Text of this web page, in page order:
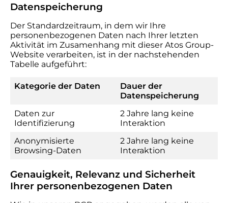
Datenspeicherung
Der Standardzeitraum, in dem wir Ihre
personenbezogenen Daten nach Ihrer letzten
Aktivität im Zusamenhang mit dieser Atos Group-
Website verarbeiten, ist in der nachstehenden
Tabelle aufgeführt:
Kategorie der Daten
Dauer der
Datenspeicherung
Daten zur
Identifizierung
2 Jahre lang keine
Interaktion
Anonymisierte
Browsing-Daten
2 Jahre lang keine
Interaktion
Genauigkeit, Relevanz und Sicherheit
Ihrer personenbezogenen Daten